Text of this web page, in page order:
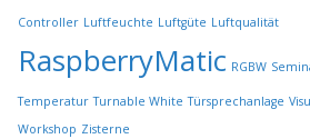
l
t
w
e
Controller Luftfeuchte Luftgüte Luftqualität
RaspberryMatic RGBW
Temperatur Turnable White Türsprechanlage
Workshop Zisterne